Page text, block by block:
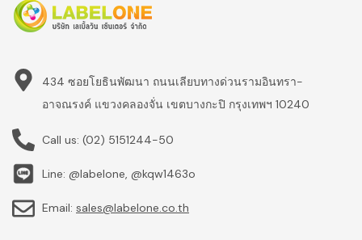
434 ซอยโยธินพัฒนา ถนนเลียบทางด่วนรามอินทรา-
อาจณรงค์ แขวงคลองจั่น เขตบางกะปิ กรุงเทพฯ 10240
Call us: (02) 5151244-50
Line: @labelone, @kqw1463o
Email: sales@labelone.co.th